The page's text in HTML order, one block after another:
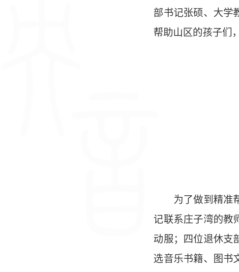
部书记张硕、大学
帮助山区的孩子们
为了做到精准帮
记联系庄子湾的教
动服；四位退休支
选音乐书籍、图书